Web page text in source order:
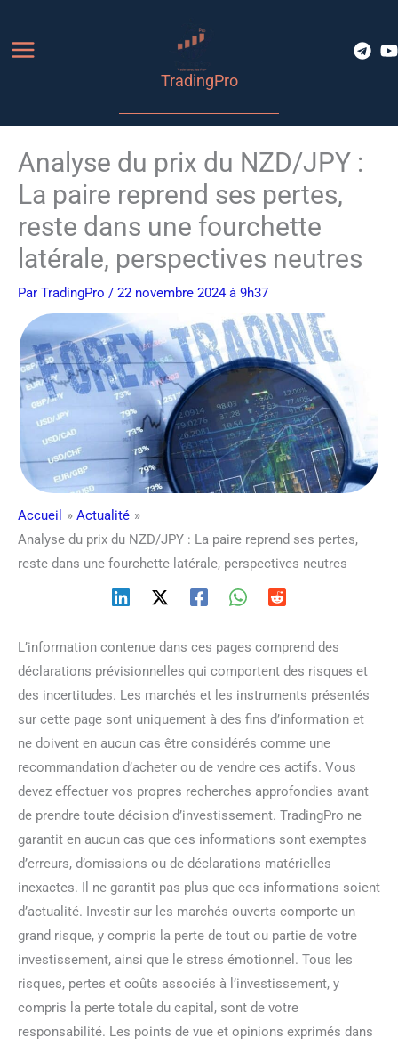
contenu
TradingPro
Analyse du prix du NZD/JPY :
La paire reprend ses pertes,
reste dans une fourchette
latérale, perspectives neutres
Par TradingPro / 22 novembre 2024 à 9h37
Accueil
Actualité
Analyse du prix du NZD/JPY : La paire reprend ses pertes,
reste dans une fourchette latérale, perspectives neutres
L’information contenue dans ces pages comprend des
déclarations prévisionnelles qui comportent des risques et
des incertitudes. Les marchés et les instruments présentés
sur cette page sont uniquement à des fins d’information et
ne doivent en aucun cas être considérés comme une
recommandation d’acheter ou de vendre ces actifs. Vous
devez effectuer vos propres recherches approfondies avant
de prendre toute décision d’investissement. TradingPro ne
garantit en aucun cas que ces informations sont exemptes
d’erreurs, d’omissions ou de déclarations matérielles
inexactes. Il ne garantit pas plus que ces informations soient
d’actualité. Investir sur les marchés ouverts comporte un
grand risque, y compris la perte de tout ou partie de votre
investissement, ainsi que le stress émotionnel. Tous les
risques, pertes et coûts associés à l’investissement, y
compris la perte totale du capital, sont de votre
responsabilité. Les points de vue et opinions exprimés dans